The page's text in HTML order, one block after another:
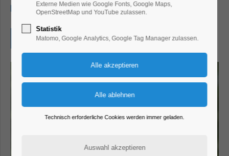
29.04.2024, 15:00–19:00
Eintritt frei
Externe Medien wie Google Fonts, Google Maps,
OpenStreetMap und YouTube zulassen.
Statistik
Matomo, Google Analytics, Google Tag Manager zulassen.
Technisch erforderliche Cookies werden immer geladen.